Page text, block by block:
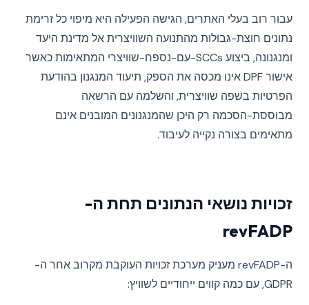
עבור רוב בעלי האתרים, הגישה הפעילה היא מיפוי כל זרימת
נתונים חוצת-גבולות מהתנועה השוויצרית אל מדינת היעד
ומנגנונה, ביצוע SCCs-עם-נספח-שוויצרי המתאימות כאשר
אישור DPF אינו מכסה את הספק, תיעוד המנגנון בהודעת
הפרטיות בשפה שוויצרית, והשלמה עם הרשאה
מבוססת-הסכמה רק היכן שהמנגנונים המובנים אינם
מתאימים בצורה נקייה לעיבוד.
זכויות נושאי הנתונים תחת ה-
revFADP
ה-revFADP מעניק מערכת זכויות העוקבת מקרוב אחר ה-
GDPR, עם כמה קווים ייחודיים לשוויץ: